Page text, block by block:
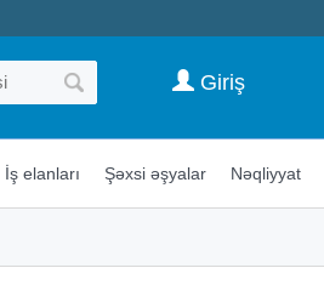
Giriş
İş elanları Şəxsi əşyalar Nəqliyyat